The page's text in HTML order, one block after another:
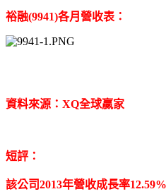
裕融(9941)各月營收表：
資料來源：XQ全球贏家
短評：
該公司2013年營收成長率